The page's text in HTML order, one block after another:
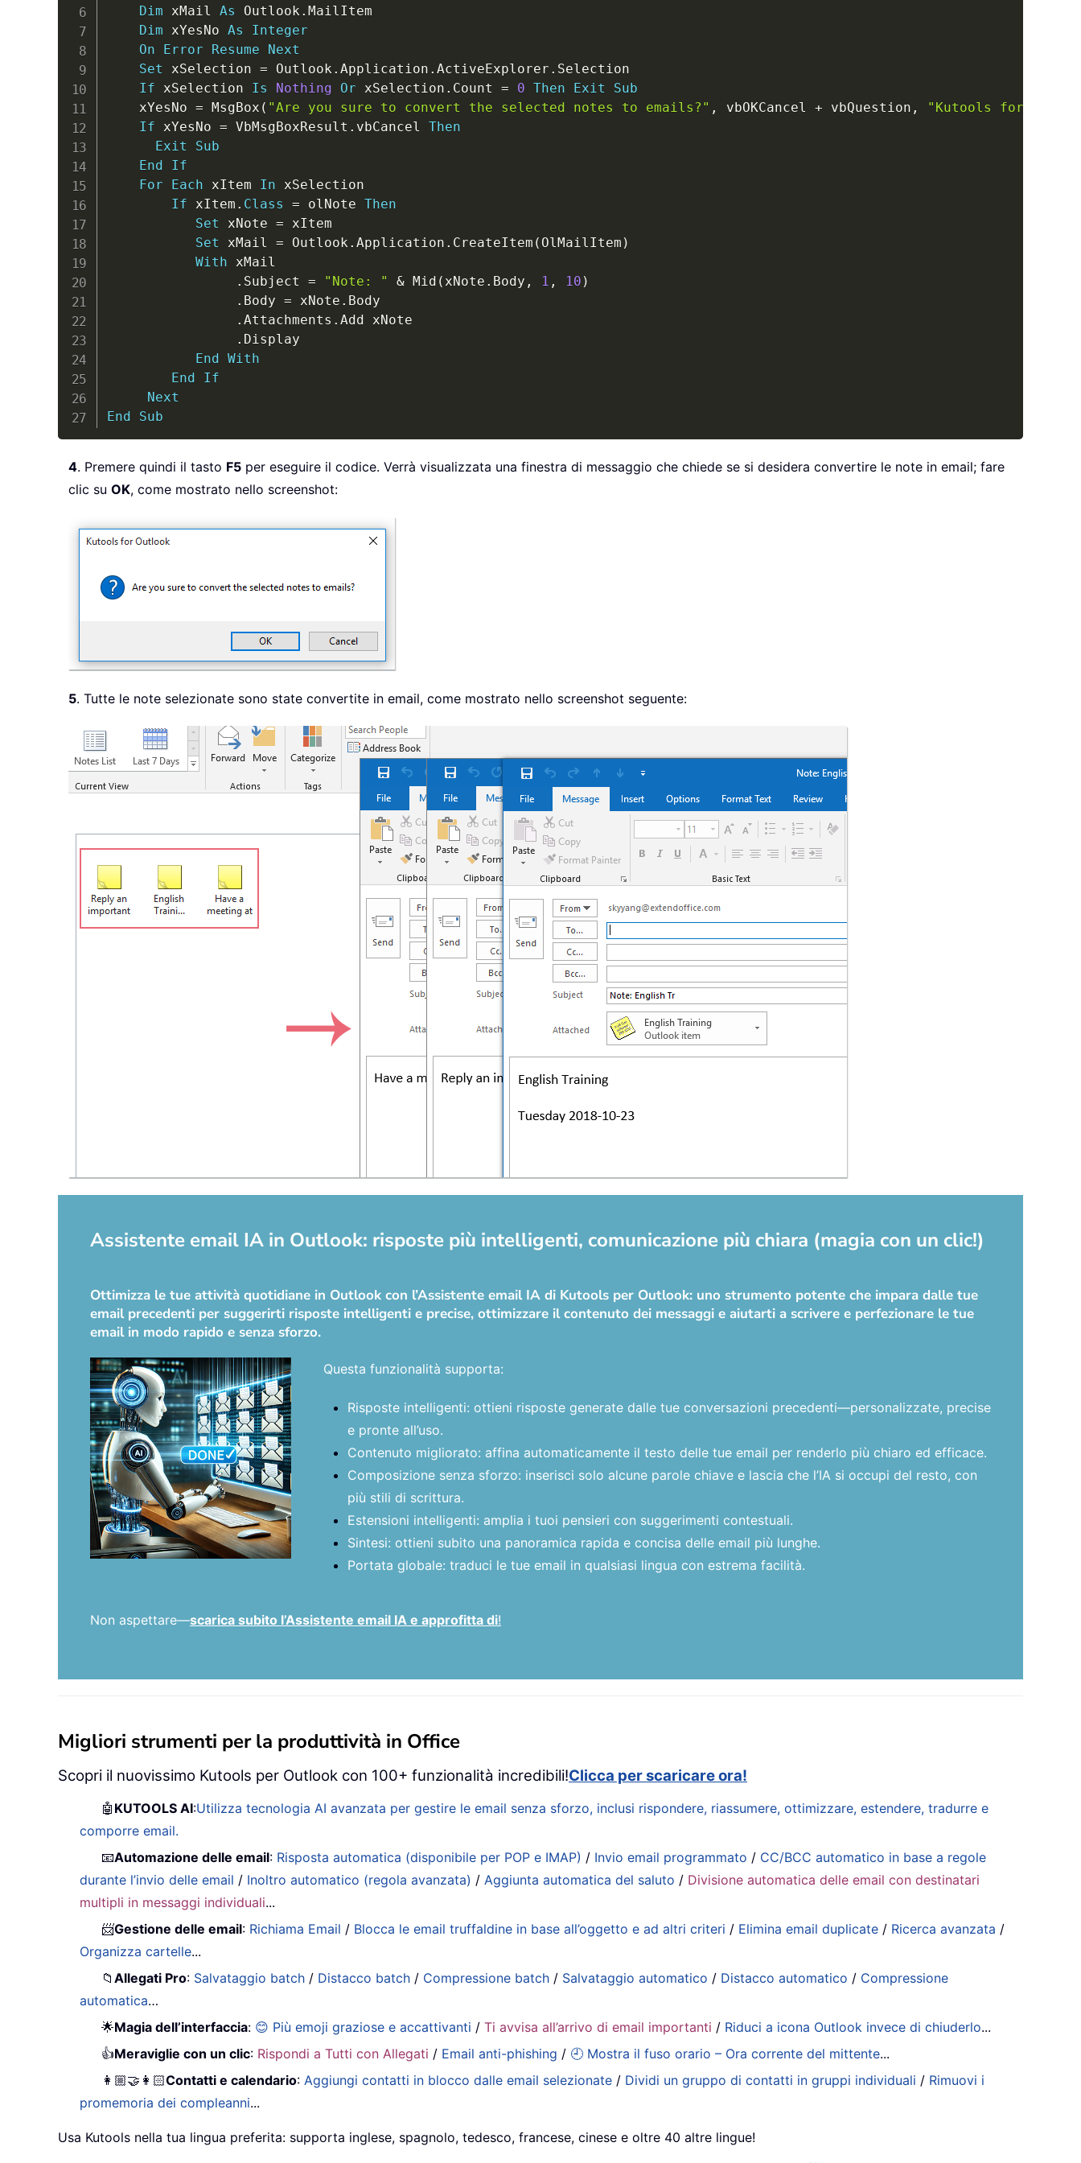
Dim xMail As Outlook . MailItem
Dim xYesNo As
Integer
On
Error Resume
Next
Set xSelection = Outlook . Application . ActiveExplorer . Selection
If xSelection Is Nothing Or xSelection . Count = 0 Then Exit
Sub
    xYesNo
= MsgBox ( "Are you sure to convert the selected notes to emails?" , vbOKCancel + vbQuestion ,
"Kutools for
If xYesNo = VbMsgBoxResult . vbCancel Then
Exit
Sub
End
If
For
Each xItem In xSelection
If xItem . Class = olNote Then
Set xNote = xItem
Set xMail = Outlook . Application . CreateItem ( OlMailItem )
With xMail
. Subject = "Note: " & Mid ( xNote . Body , 1 , 10 )
. Body = xNote . Body
. Attachments . Add xNote
. Display
End
With
End
If
Next
End
Sub
4. Premere quindi il tasto F5 per eseguire il codice. Verrà visualizzata una finestra di messaggio che chiede se si desidera convertire le note in email; fare
clic su OK, come mostrato nello screenshot:
5. Tutte le note selezionate sono state convertite in email, come mostrato nello screenshot seguente:
Assistente email IA in Outlook: risposte più intelligenti, comunicazione più chiara (magia con un clic!)
Ottimizza le tue attività quotidiane in Outlook con l’Assistente email IA di Kutools per Outlook: uno strumento potente che impara dalle tue
email precedenti per suggerirti risposte intelligenti e precise, ottimizzare il contenuto dei messaggi e aiutarti a scrivere e perfezionare le tue
email in modo rapido e senza sforzo.
Questa funzionalità supporta:
Risposte intelligenti: ottieni risposte generate dalle tue conversazioni precedenti—personalizzate, precise
e pronte all’uso.
Contenuto migliorato: affina automaticamente il testo delle tue email per renderlo più chiaro ed efficace.
Composizione senza sforzo: inserisci solo alcune parole chiave e lascia che l’IA si occupi del resto, con
più stili di scrittura.
Estensioni intelligenti: amplia i tuoi pensieri con suggerimenti contestuali.
Sintesi: ottieni subito una panoramica rapida e concisa delle email più lunghe.
Portata globale: traduci le tue email in qualsiasi lingua con estrema facilità.
Non aspettare—scarica subito l’Assistente email IA e approfitta di!
Migliori strumenti per la produttività in Office
Scopri il nuovissimo Kutools per Outlook con 100+ funzionalità incredibili!Clicca per scaricare ora!
🤖 KUTOOLS AI:Utilizza tecnologia AI avanzata per gestire le email senza sforzo, inclusi rispondere, riassumere, ottimizzare, estendere, tradurre e
comporre email.
📧Automazione delle email: Risposta automatica (disponibile per POP e IMAP) / Invio email programmato / CC/BCC automatico in base a regole
durante l’invio delle email / Inoltro automatico (regola avanzata) /Aggiunta automatica del saluto / Divisione automatica delle email con destinatari
multipli in messaggi individuali...
📨Gestione delle email: Richiama Email / Blocca le email truffaldine in base all’oggetto e ad altri criteri / Elimina email duplicate / Ricerca avanzata /
Organizza cartelle...
📁Allegati Pro: Salvataggio batch / Distacco batch / Compressione batch / Salvataggio automatico / Distacco automatico / Compressione
automatica…
🌟Magia dell’interfaccia: 😊 Più emoji graziose e accattivanti /Ti avvisa all’arrivo di email importanti / Riduci a icona Outlook invece di chiuderlo...
👍Meraviglie con un clic: Rispondi a Tutti con Allegati / Email anti-phishing / 🕘 Mostra il fuso orario – Ora corrente del mittente...
👩🏼‍🤝‍👩🏻Contatti e calendario:Aggiungi contatti in blocco dalle email selezionate / Dividi un gruppo di contatti in gruppi individuali / Rimuovi i
promemoria dei compleanni...
Usa Kutools nella tua lingua preferita: supporta inglese, spagnolo, tedesco, francese, cinese e oltre 40 altre lingue!